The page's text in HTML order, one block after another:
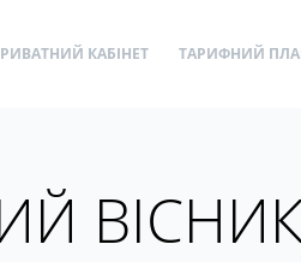
КАБІНЕТ ТАРИФНИЙ